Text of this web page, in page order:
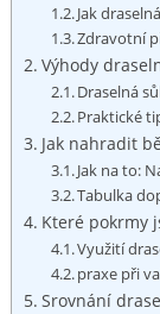
Jak
Zdravotní
Výhody
Draselná
Praktické
Jak nahradit
Jak na to:
Tabulka
Které pokrmy
Využití
praxe při
Srovnání